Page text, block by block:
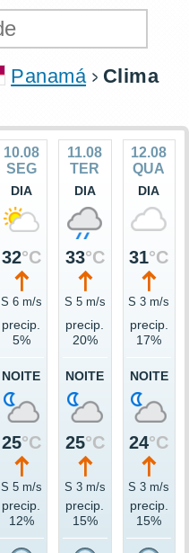
Panamá
Clima
10.08
SEG
DIA
32°C
S 6 m/s
precip.
5%
NOITE
25°C
S 5 m/s
precip.
12%
11.08
TER
DIA
33°C
S 5 m/s
precip.
20%
NOITE
25°C
S 3 m/s
precip.
15%
12.08
QUA
DIA
31°C
S 3 m/s
precip.
17%
NOITE
24°C
S 3 m/s
precip.
15%